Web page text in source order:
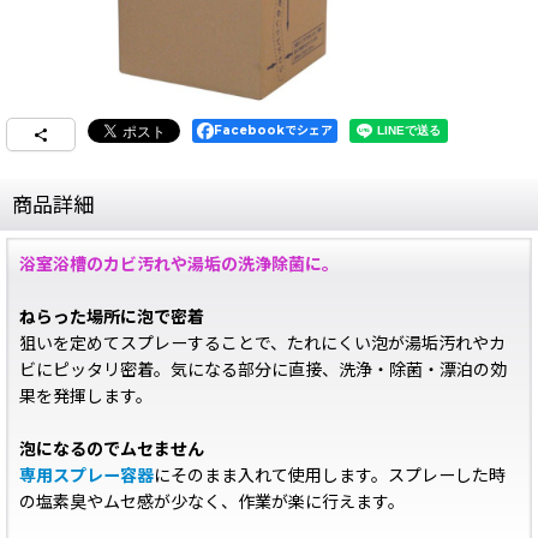
Facebookでシェア
商品詳細
浴室浴槽のカビ汚れや湯垢の洗浄除菌に。
ねらった場所に泡で密着
狙いを定めてスプレーすることで、たれにくい泡が湯垢汚れやカ
ビにピッタリ密着。気になる部分に直接、洗浄・除菌・漂泊の効
果を発揮します。
泡になるのでムセません
専用スプレー容器にそのまま入れて使用します。スプレーした時
の塩素臭やムセ感が少なく、作業が楽に行えます。